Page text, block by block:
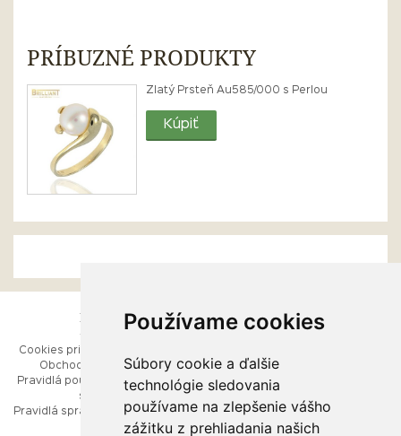
Používame cookies
Súbory cookie a ďalšie
technológie sledovania
používame na zlepšenie vášho
zážitku z prehliadania našich
PRÍBUZNÉ PRODUKTY
Zlatý Prsteň Au585/000 s Perlou
Kúpiť
ESHOP
Cookies pri prezeraní stránok
Obchodné podmienky
Pravidlá používania webových
stránok
Pravidlá spracúvania osobných
RÝCHLE MENU
Ako balíme Vaše šperky
Kontaktujte nás